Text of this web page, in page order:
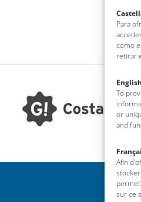
Para
como
retirar
English
To
or
and
Afin
sur ce